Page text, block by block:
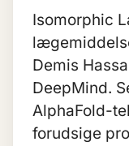
Isomorphic
Demis
DeepMind.
AlphaFold-
forudsige